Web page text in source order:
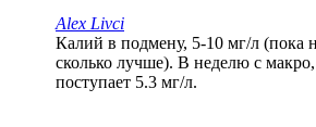
Alex Livci
Калий в подмену, 5-10 мг/л (пока
сколько лучше). В неделю с
поступает 5.3 мг/л.